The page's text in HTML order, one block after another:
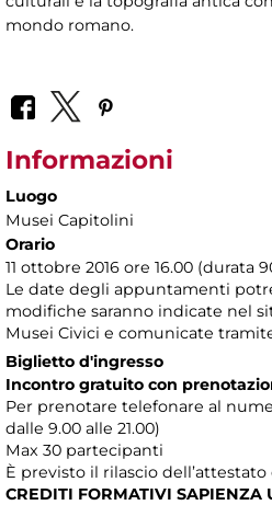
mondo romano.
Informazioni
Luogo
Musei Capitolini
Orario
11 ottobre 2016 ore 16.00 (durata
Le date degli appuntamenti
modifiche saranno indicate nel
Musei Civici e comunicate
Biglietto d'ingresso
Incontro gratuito con
Per prenotare telefonare al
dalle 9.00 alle 21.00)
Max 30 partecipanti
È previsto il rilascio
CREDITI FORMATIVI SAPIENZA